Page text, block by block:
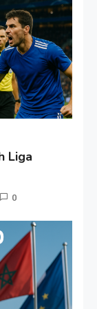
Liga
0